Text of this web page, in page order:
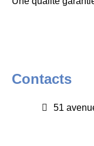
Contacts
51